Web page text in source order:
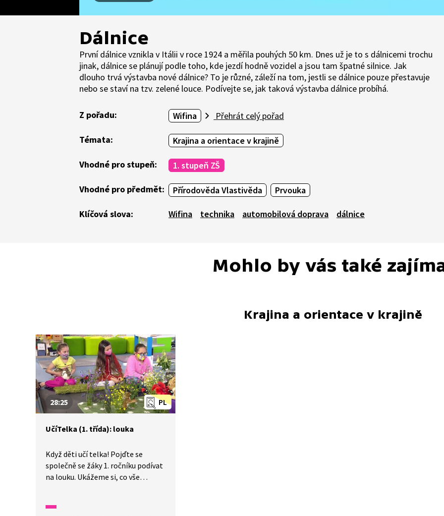
Dálnice
První dálnice vznikla v Itálii v roce 1924 a měřila pouhých 50 km. Dnes už je to s dálnicemi trochu
jinak, dálnice se plánují podle toho, kde jezdí hodně vozidel a jsou tam špatné silnice. Jak
dlouho trvá výstavba nové dálnice? To je různé, záleží na tom, jestli se dálnice pouze přestavuje
nebo se staví na tzv. zelené louce. Podívejte se, jak taková výstavba dálnice probíhá.
Z pořadu: Wifina Přehrát celý pořad
Témata: Krajina a orientace v krajině
Vhodné pro stupeň: 1. stupeň ZŠ
Vhodné pro předmět: Přírodověda Vlastivěda Prvouka
Klíčová slova: Wifina technika automobilová doprava dálnice
Mohlo by vás také
Krajina a orientace v krajině
PL
28:25
UčíTelka (1. třída): louka
Když děti učí telka! Pojďte se
společně se žáky 1. ročníku podívat
na louku. Ukážeme si, co vše
Také se seznámíme s živočichy,